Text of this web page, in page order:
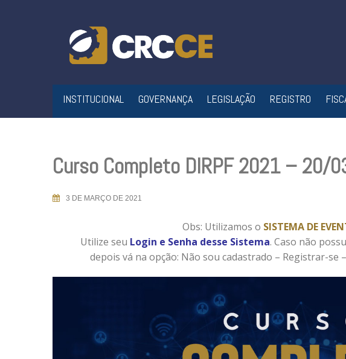
INSTITUCIONAL GOVERNANÇA LEGISLAÇÃO REGISTRO
Curso Completo DIRPF 2021 – 20/
3 DE MARÇO DE 2021
Obs: Utilizamos o SISTEMA DE
Utilize seu Login e Senha desse Sistema. Caso não
depois vá na opção: Não sou cadastrado – Registrar-